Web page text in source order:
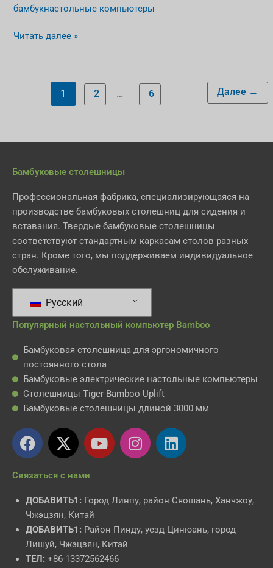
бамбукнастольные компьютеры
Читать далее »
1 2 … 6 Далее →
Бамбуковые столешницы
Профессиональная фабрика, специализирующаяся на
производстве бамбуковых столешниц для сидения и
вставания. Твердые бамбуковые столешницы
соответствуют стандартным каркасам столов разных
стран. Кроме того, мы поддерживаем индивидуальное
обслуживание.
Русский
Популярный настольный компьютер Bamboo
Бамбуковая столешница для эргономичного
постоянного стола
Бамбуковые электрические настольные компьютеры
Столешницы Tiger Bamboo Uplift
Бамбуковые столешницы длиной 3000 мм
Ф
е
с
б
у
к
X
-
в
и
т
т
е
р
Y
o
u
e
И
н
а
г
р
L
i
e
i
Связаться с нами
ДОБАВИТЬ1: Город Линпу, район Сяошань, Ханчжоу,
Чжэцзян, Китай
ДОБАВИТЬ1: Район Пинду, уезд Цинюань, город
Лишуй, Чжэцзян, Китай
ТЕЛ: +86-13372562466